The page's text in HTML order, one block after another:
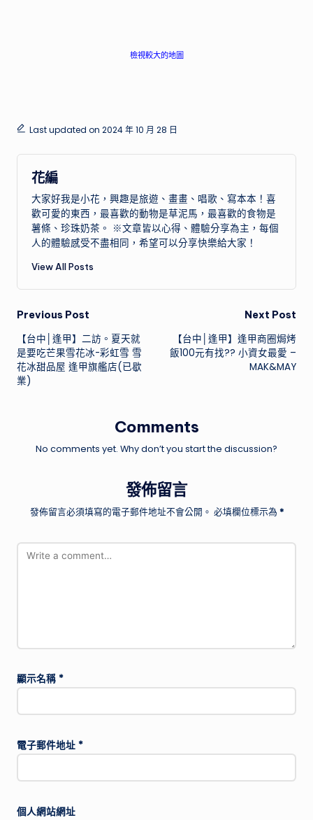
檢視較大的地圖
Last updated on 2024 年 10 月 28 日
花編
大家好我是小花，興趣是旅遊、畫畫、唱歌、寫本本！喜
歡可愛的東西，最喜歡的動物是草泥馬，最喜歡的食物是
薯條、珍珠奶茶。 ※文章皆以心得、體驗分享為主，每個
人的體驗感受不盡相同，希望可以分享快樂給大家！
View All Posts
Post
navigation
Previous Post
【台中│逢甲】二訪。夏天就
是要吃芒果雪花冰-彩虹雪 雪
花冰甜品屋 逢甲旗艦店(已歇
業)
Next Post
【台中│逢甲】逢甲商圈焗烤
飯100元有找?? 小資女最愛 –
MAK&MAY
Comments
No comments yet. Why don’t you start the discussion?
發佈留言
發佈留言必須填寫的電子郵件地址不會公開。 必填欄位標示為 *
顯示名稱 *
電子郵件地址 *
個人網站網址